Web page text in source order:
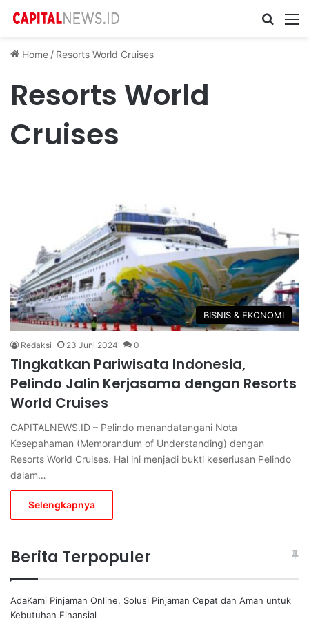
Cari ...
Home / Resorts World Cruises
Resorts World
Cruises
BISNIS & EKONOMI
Redaksi 23 Juni 2024 0
Tingkatkan Pariwisata Indonesia,
Pelindo Jalin Kerjasama dengan Resorts
World Cruises
CAPITALNEWS.ID – Pelindo menandatangani Nota
Kesepahaman (Memorandum of Understanding) dengan
Resorts World Cruises. Hal ini menjadi bukti keseriusan Pelindo
dalam…
Selengkapnya
Berita Terpopuler
AdaKami Pinjaman Online, Solusi Pinjaman Cepat dan Aman untuk
Kebutuhan Finansial